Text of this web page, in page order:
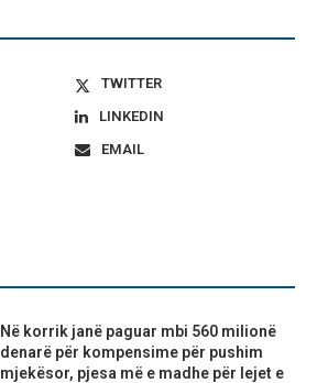
TWITTER
LINKEDIN
EMAIL
Në korrik janë paguar mbi 560 milionë
denarë për kompensime për pushim
mjekësor, pjesa më e madhe për lejet e